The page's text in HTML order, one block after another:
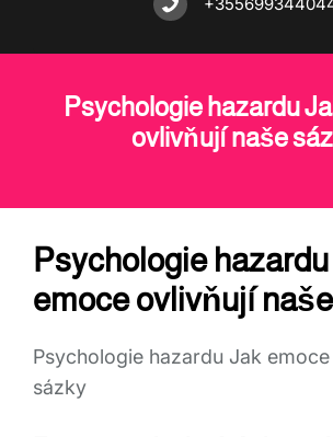
Psychologie hazardu
ovlivňují naše
Psychologie
emoce ovlivňují
Psychologie hazardu Jak
sázky